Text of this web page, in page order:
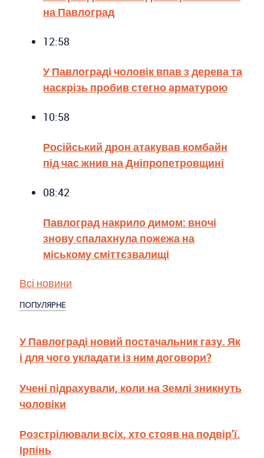
на Павлоград
12:58
У Павлограді чоловік впав з дерева та
наскрізь пробив стегно арматурою
10:58
Російський дрон атакував комбайн
під час жнив на Дніпропетровщині
08:42
Павлоград накрило димом: вночі
знову спалахнула пожежа на
міському сміттєзвалищі
Всі новини
ПОПУЛЯРНЕ
У Павлограді новий постачальник газу. Як
і для чого укладати із ним договори?
Учені підрахували, коли на Землі зникнуть
чоловіки
Розстрілювали всіх, хто стояв на подвір’ї.
Ірпінь